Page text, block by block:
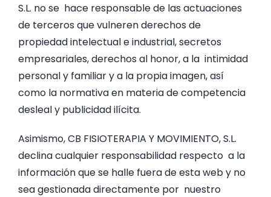
S.L. no se hace responsable de las actuaciones
de terceros que vulneren derechos de
propiedad intelectual e industrial, secretos
empresariales, derechos al honor, a la intimidad
personal y familiar y a la propia imagen, así
como la normativa en materia de competencia
desleal y publicidad ilícita.
Asimismo, CB FISIOTERAPIA Y MOVIMIENTO, S.L.
declina cualquier responsabilidad respecto a la
información que se halle fuera de esta web y no
sea gestionada directamente por nuestro